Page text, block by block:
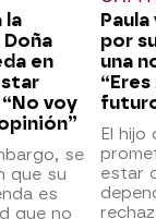
la
en
voy
se
que su
es
que no
por
una
El hijo
estar